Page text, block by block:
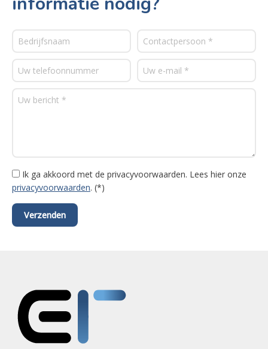
Ik ga akkoord met de privacyvoorwaarden. Lees hier onze
privacyvoorwaarden. (*)